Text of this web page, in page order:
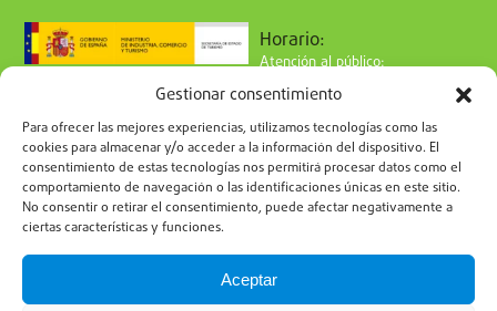
Gestionar consentimiento
Para ofrecer las mejores experiencias, utilizamos tecnologías como las
cookies para almacenar y/o acceder a la información del dispositivo. El
consentimiento de estas tecnologías nos permitirá procesar datos como el
comportamiento de navegación o las identificaciones únicas en este sitio.
No consentir o retirar el consentimiento, puede afectar negativamente a
ciertas características y funciones.
Aceptar
Horario:
Atención al público:
de Lunes a Viernes
de 9 a 15h
Síguenos en redes:
Suscríbete a nuestro boletín